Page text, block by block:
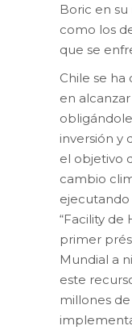
Boric en su
como los
que se
Chile se
en
inversión y
el objetivo
cambio
“Facility de
primer
Mundial a
este
millones